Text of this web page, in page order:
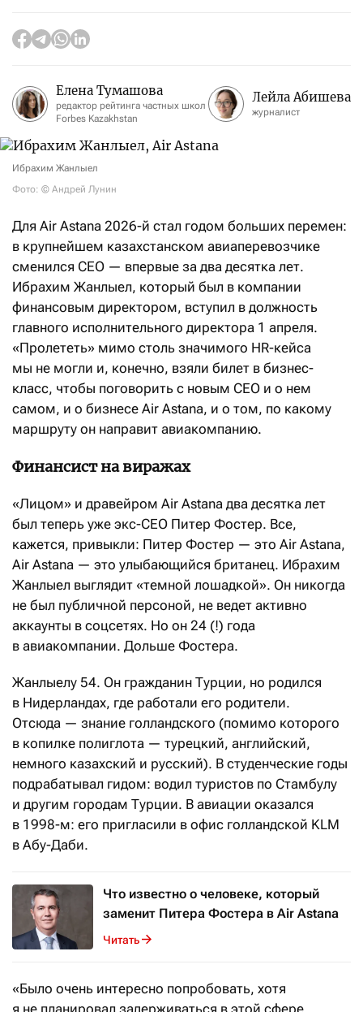
Елена Тумашова
редактор рейтинга частных школ
Forbes Kazakhstan
Лейла Абишева
журналист
Ибрахим Жанлыел
Фото: © Андрей Лунин
Для Air Astana 2026-й стал годом больших перемен:
в крупнейшем казахстанском авиаперевозчике
сменился CEO — впервые за два десятка лет.
Ибрахим Жанлыел, который был в компании
финансовым директором, вступил в должность
главного исполнительного директора 1 апреля.
«Пролететь» мимо столь значимого HR-кейса
мы не могли и, конечно, взяли билет в бизнес-
класс, чтобы поговорить с новым CEO и о нем
самом, и о бизнесе Air Astana, и о том, по какому
маршруту он направит авиакомпанию.
Финансист на виражах
«Лицом» и дравейром Air Astana два десятка лет
был теперь уже экс-CEO Питер Фостер. Все,
кажется, привыкли: Питер Фостер — это Air Astana,
Air Astana — это улыбающийся британец. Ибрахим
Жанлыел выглядит «темной лошадкой». Он никогда
не был публичной персоной, не ведет активно
аккаунты в соцсетях. Но он 24 (!) года
в авиакомпании. Дольше Фостера.
Жанлыелу 54. Он гражданин Турции, но родился
в Нидерландах, где работали его родители.
Отсюда — знание голландского (помимо которого
в копилке полиглота — турецкий, английский,
немного казахский и русский). В студенческие годы
подрабатывал гидом: водил туристов по Стамбулу
и другим городам Турции. В авиации оказался
в 1998-м: его пригласили в офис голландской KLM
в Абу-Даби.
Что известно о человеке, который
заменит Питера Фостера в Air Astana
Читать
«Было очень интересно попробовать, хотя
я не планировал задерживаться в этой сфере